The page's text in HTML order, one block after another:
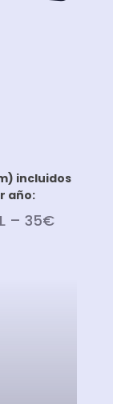
incluidos
año:
– 35€